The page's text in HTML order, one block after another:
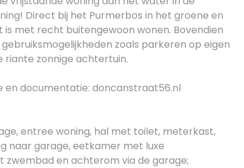
Direct bij het Purmerbos in het groene en
met recht buitengewoon wonen. Bovendien
zoals parkeren op eigen
riante zonnige achtertuin.
en documentatie: doncanstraat56.nl
entree woning, hal met toilet, meterkast,
naar garage, eetkamer met luxe
en achterom via de garage;